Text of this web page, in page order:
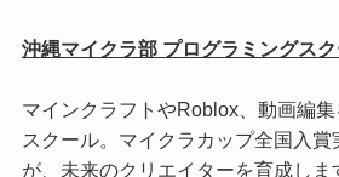
沖縄マイクラ部 プログラミングス
マインクラフトやRoblox、動画編
スクール。マイクラカップ全国入賞
が、未来のクリエイターを育成しま